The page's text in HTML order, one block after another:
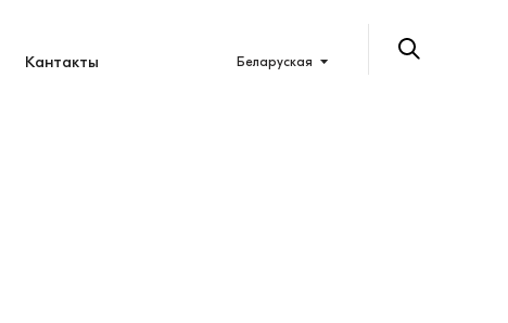
Кантакты Беларуская